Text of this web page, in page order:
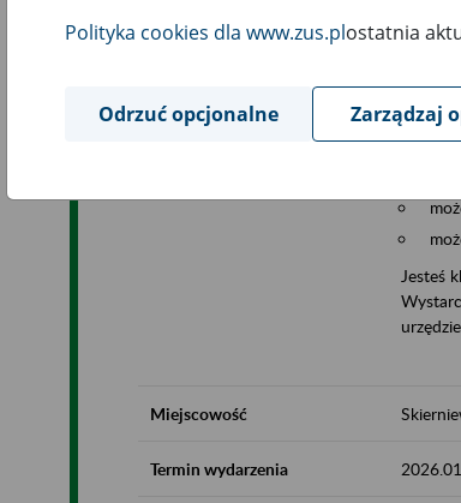
Jeśli
do
Jesteś
Miejscowość
Termin wydarzenia
Polityka cookies dla www.zus.plostatnia
Odrzuć opcjonalne Zarządzaj